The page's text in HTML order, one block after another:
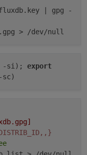
| gpg -
> /dev/null
-si); export
sc)